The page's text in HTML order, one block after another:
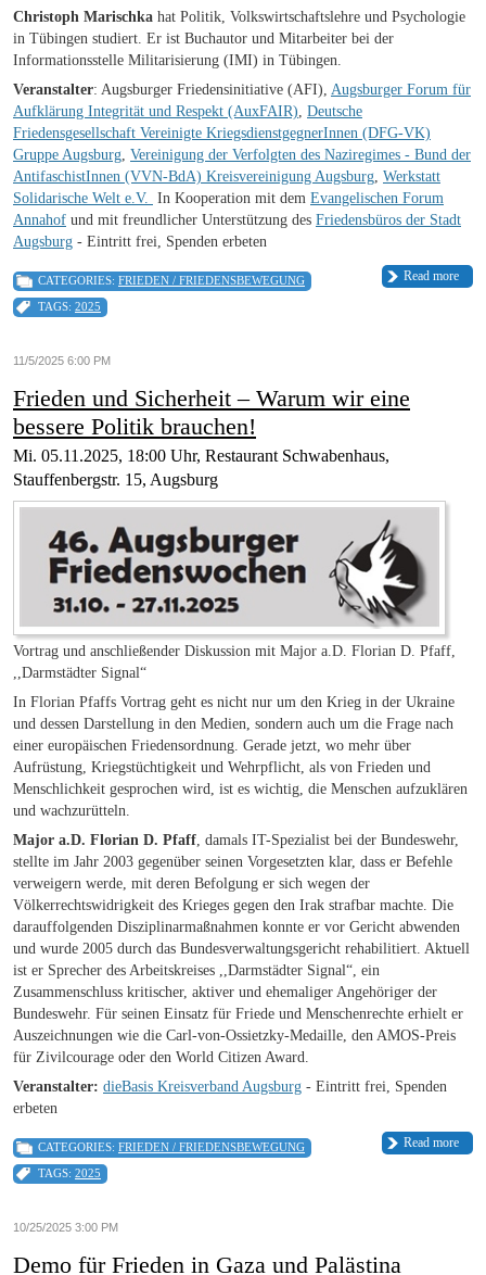
Christoph Marischka hat Politik, Volkswirtschaftslehre und Psychologie
in Tübingen studiert. Er ist Buchautor und Mitarbeiter bei der
Informationsstelle Militarisierung (IMI) in Tübingen.
Veranstalter: Augsburger Friedensinitiative (AFI), Augsburger Forum für
Aufklärung Integrität und Respekt (AuxFAIR), Deutsche
Friedensgesellschaft Vereinigte KriegsdienstgegnerInnen (DFG-VK)
Gruppe Augsburg, Vereinigung der Verfolgten des Naziregimes - Bund der
AntifaschistInnen (VVN-BdA) Kreisvereinigung Augsburg, Werkstatt
Solidarische Welt e.V. In Kooperation mit dem Evangelischen Forum
Annahof und mit freundlicher Unterstützung des Friedensbüros der Stadt
Augsburg - Eintritt frei, Spenden erbeten
Read more
CATEGORIES: FRIEDEN / FRIEDENSBEWEGUNG
TAGS: 2025
11/5/2025 6:00 PM
Frieden und Sicherheit – Warum wir eine
bessere Politik brauchen!
Mi. 05.11.2025, 18:00 Uhr, Restaurant Schwabenhaus,
Stauffenbergstr. 15, Augsburg
Vortrag und anschließender Diskussion mit Major a.D. Florian D. Pfaff,
,,Darmstädter Signal“
In Florian Pfaffs Vortrag geht es nicht nur um den Krieg in der Ukraine
und dessen Darstellung in den Medien, sondern auch um die Frage nach
einer europäischen Friedensordnung. Gerade jetzt, wo mehr über
Aufrüstung, Kriegstüchtigkeit und Wehrpflicht, als von Frieden und
Menschlichkeit gesprochen wird, ist es wichtig, die Menschen aufzuklären
und wachzurütteln.
Major a.D. Florian D. Pfaff, damals IT-Spezialist bei der Bundeswehr,
stellte im Jahr 2003 gegenüber seinen Vorgesetzten klar, dass er Befehle
verweigern werde, mit deren Befolgung er sich wegen der
Völkerrechtswidrigkeit des Krieges gegen den Irak strafbar machte. Die
darauffolgenden Disziplinarmaßnahmen konnte er vor Gericht abwenden
und wurde 2005 durch das Bundesverwaltungsgericht rehabilitiert. Aktuell
ist er Sprecher des Arbeitskreises ,,Darmstädter Signal“, ein
Zusammenschluss kritischer, aktiver und ehemaliger Angehöriger der
Bundeswehr. Für seinen Einsatz für Friede und Menschenrechte erhielt er
Auszeichnungen wie die Carl-von-Ossietzky-Medaille, den AMOS-Preis
für Zivilcourage oder den World Citizen Award.
Veranstalter: dieBasis Kreisverband Augsburg - Eintritt frei, Spenden
erbeten
Read more
CATEGORIES: FRIEDEN / FRIEDENSBEWEGUNG
TAGS: 2025
10/25/2025 3:00 PM
Demo für Frieden in Gaza und Palästina